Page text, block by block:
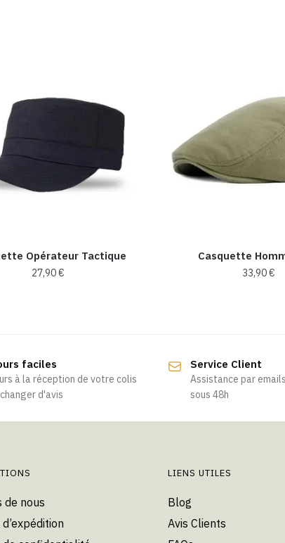
Opérateur Tactique
27,90€
variations.
Les
peuvent
du
Casquette
33,90€
faciles
à la réception de votre colis
d'avis
Service Client
Assistance par
sous 48h
de nous
LIENS UTILES
Blog
Avis Clients